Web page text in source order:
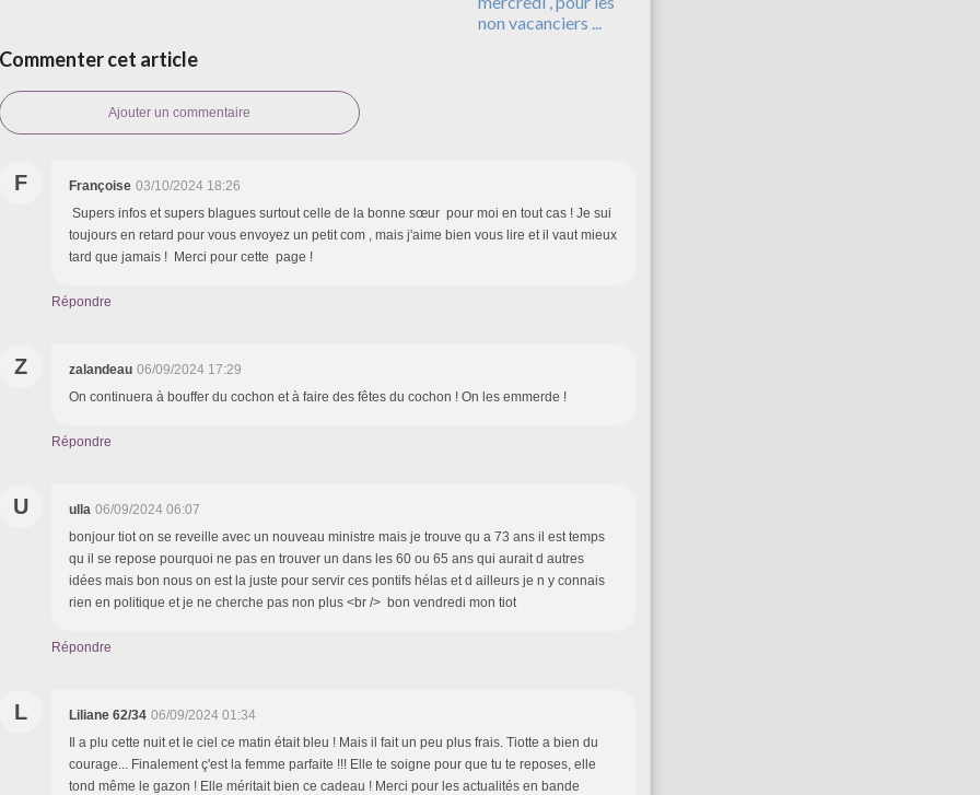
non vacanciers ...
Commenter cet article
Ajouter un commentaire
F Françoise 03/10/2024 18:26
Supers infos et supers blagues surtout celle de la bonne sœur pour moi en tout cas ! Je sui
toujours en retard pour vous envoyez un petit com , mais j'aime bien vous lire et il vaut mieux
tard que jamais ! Merci pour cette page !
Répondre
Z zalandeau 06/09/2024 17:29
On continuera à bouffer du cochon et à faire des fêtes du cochon ! On les emmerde !
Répondre
U ulla 06/09/2024 06:07
bonjour tiot on se reveille avec un nouveau ministre mais je trouve qu a 73 ans il est temps
qu il se repose pourquoi ne pas en trouver un dans les 60 ou 65 ans qui aurait d autres
idées mais bon nous on est la juste pour servir ces pontifs hélas et d ailleurs je n y connais
rien en politique et je ne cherche pas non plus <br /> bon vendredi mon tiot
Répondre
L Liliane 62/34 06/09/2024 01:34
Il a plu cette nuit et le ciel ce matin était bleu ! Mais il fait un peu plus frais. Tiotte a bien du
courage... Finalement ç'est la femme parfaite !!! Elle te soigne pour que tu te reposes, elle
tond même le gazon ! Elle méritait bien ce cadeau ! Merci pour les actualités en bande